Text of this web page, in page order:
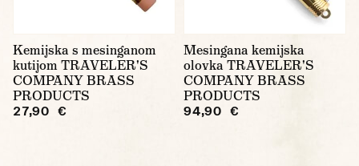
Kemijska s mesinganom
kutijom TRAVELER'S
COMPANY BRASS
PRODUCTS
27,90 €
Mesingana kemijska
olovka TRAVELER'S
COMPANY BRASS
PRODUCTS
94,90 €